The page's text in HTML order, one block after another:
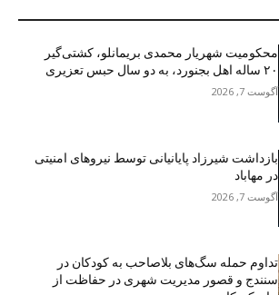
محکومیت شهریار محمدی بریمانلو، کشتی‌گیر
۲۰ ساله اهل بجنورد، به دو سال حبس تعزیری
آگوست 7, 2026
بازداشت شیرزاد پایانیانی توسط نیروهای امنیتی
در مهاباد
آگوست 7, 2026
تداوم حمله سگ‌های بلاصاحب به کودکان در
سنندج و قصور مدیریت شهری در حفاظت از